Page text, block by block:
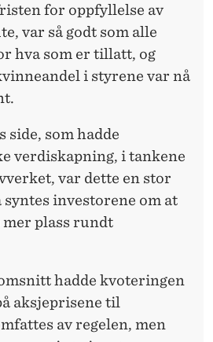
for oppfyllelse av
var så godt som alle
hva som er tillatt, og
i styrene var nå
side, som hadde
verdiskapning, i tankene
var dette en stor
syntes investorene om at
plass rundt
hadde kvoteringen
aksjeprisene til
av regelen, men